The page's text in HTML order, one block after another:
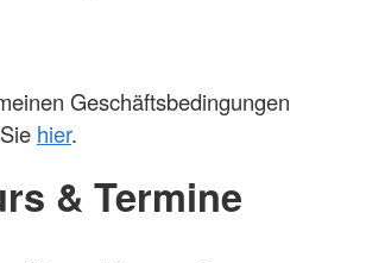
Geschäftsbedingungen
hier.
& Termine